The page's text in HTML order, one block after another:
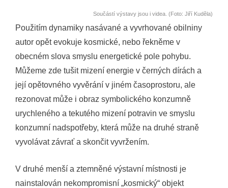
Součástí výstavy jsou i videa. (Foto: Jiří Kuděla)
Použitím dynamiky nasávané a vyvrhované obilniny
autor opět evokuje kosmické, nebo řekněme v
obecném slova smyslu energetické pole pohybu.
Můžeme zde tušit mizení energie v černých dírách a
její opětovného vyvěrání v jiném časoprostoru, ale
rezonovat může i obraz symbolického konzumně
urychleného a tekutého mizení potravin ve smyslu
konzumní nadspotřeby, která může na druhé straně
vyvolávat závrať a skončit vyvržením.
V druhé menší a ztemněné výstavní místnosti je
nainstalován nekompromisní „kosmický“ objekt